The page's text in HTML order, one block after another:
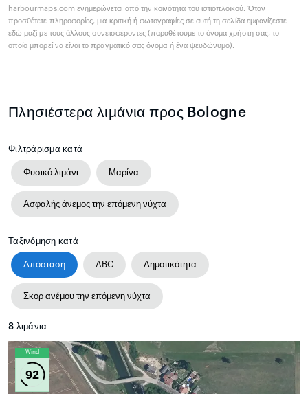
harbourmaps.com ενημερώνεται από την κοινότητα του ιστιοπλοϊκού. Όταν
προσθέτετε πληροφορίες, μια κριτική ή φωτογραφίες σε αυτή τη σελίδα εμφανίζεστε
εδώ μαζί με τους άλλους συνεισφέροντες (παραθέτουμε το όνομα χρήστη σας, το
οποίο μπορεί να είναι το πραγματικό σας όνομα ή ένα ψευδώνυμο).
Πλησιέστερα λιμάνια προς Bologne
Φιλτράρισμα κατά
Φυσικό λιμάνι Μαρίνα
Ασφαλής άνεμος την επόμενη νύχτα
Ταξινόμηση κατά
Απόσταση ABC Δημοτικότητα
Σκορ ανέμου την επόμενη νύχτα
8 λιμάνια
Wind
92